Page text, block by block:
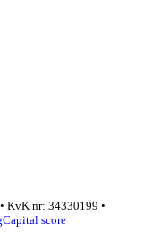
KvK nr: 34330199 •
score